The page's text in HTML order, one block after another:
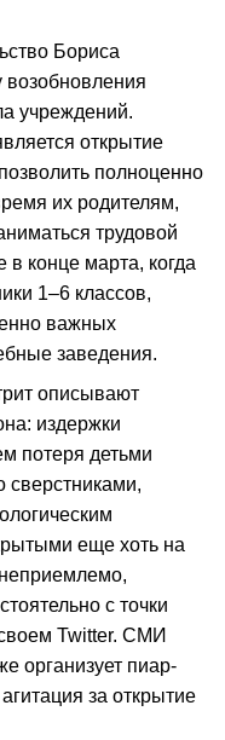
Бориса
возобновления
учреждений.
открытие
полноценно
их родителям,
трудовой
конце марта, когда
1–6 классов,
важных
заведения.
описывают
издержки
потеря детьми
еще хоть на
с точки
Twitter. СМИ
организует пиар-
за открытие